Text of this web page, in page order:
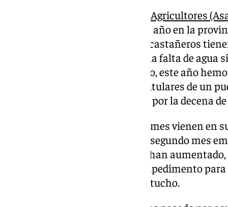
Asociación de Jóvenes Agricultores
han marcado la cosecha de este año en la
producción, con lo que algunos castañeros
embargo, otros consideran que la falta de
producción. “Se nota muchísimo, este año
en Galicia”, asegura uno de los titulares de un
mantiene el precio de dos euros por la decena
Mientras la cosecha del primer mes vienen en
Sierra de las Nieves, a partir del segundo mes
norte de España, cuyos precios han
de las licencias. Eso no es un impedimento
evitar pararse a comprar un cartucho.